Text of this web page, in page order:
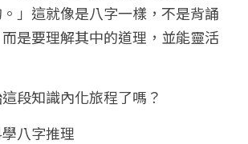
」這就像是八字一樣，不是背誦
是要理解其中的道理，並能靈活
段知識內化旅程了嗎？
八字推理